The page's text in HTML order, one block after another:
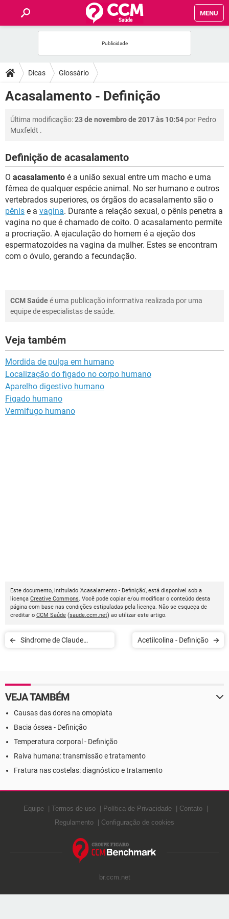
MENU
FÓRUM
SAÚDE
FAMÍLIA
SEXUALIDADE
GLOSSÁRIO
Dicas Glossário
Acasalamento - Definição
Última modificação:23 de novembro de 2017 às 10:54 por Pedro
Muxfeldt .
Definição de acasalamento
O acasalamento é a união sexual entre um macho e uma
fêmea de qualquer espécie animal. No ser humano e outros
vertebrados superiores, os órgãos do acasalamento são o
pênis e a vagina. Durante a relação sexual, o pênis penetra a
vagina no que é chamado de coito. O acasalamento permite
a procriação. A ejaculação do homem é a ejeção dos
espermatozoides na vagina da mulher. Estes se encontram
com o óvulo, gerando a fecundação.
CCM Saúdeé uma publicação informativa realizada por uma
equipe de especialistas de saúde.
Veja também
Mordida de pulga em humano
Localização do figado no corpo humano
Aparelho digestivo humano
Figado humano
Vermifugo humano
Este documento, intitulado 'Acasalamento - Definição', está disponível sob a
licença Creative Commons. Você pode copiar e/ou modificar o conteúdo desta
página com base nas condições estipuladas pela licença. Não se esqueça de
creditar o CCM Saúde (saude.ccm.net) ao utilizar este artigo.
Síndrome de Claude
Acetilcolina - Definição
VEJA TAMBÉM
Causas das dores na omoplata
Bacia óssea - Definição
Temperatura corporal - Definição
Raiva humana: transmissão e tratamento
Fratura nas costelas: diagnóstico e tratamento
Equipe Termos de uso Política de Privacidade
Contato
Regulamento
Configuração de cookies
br.ccm.net